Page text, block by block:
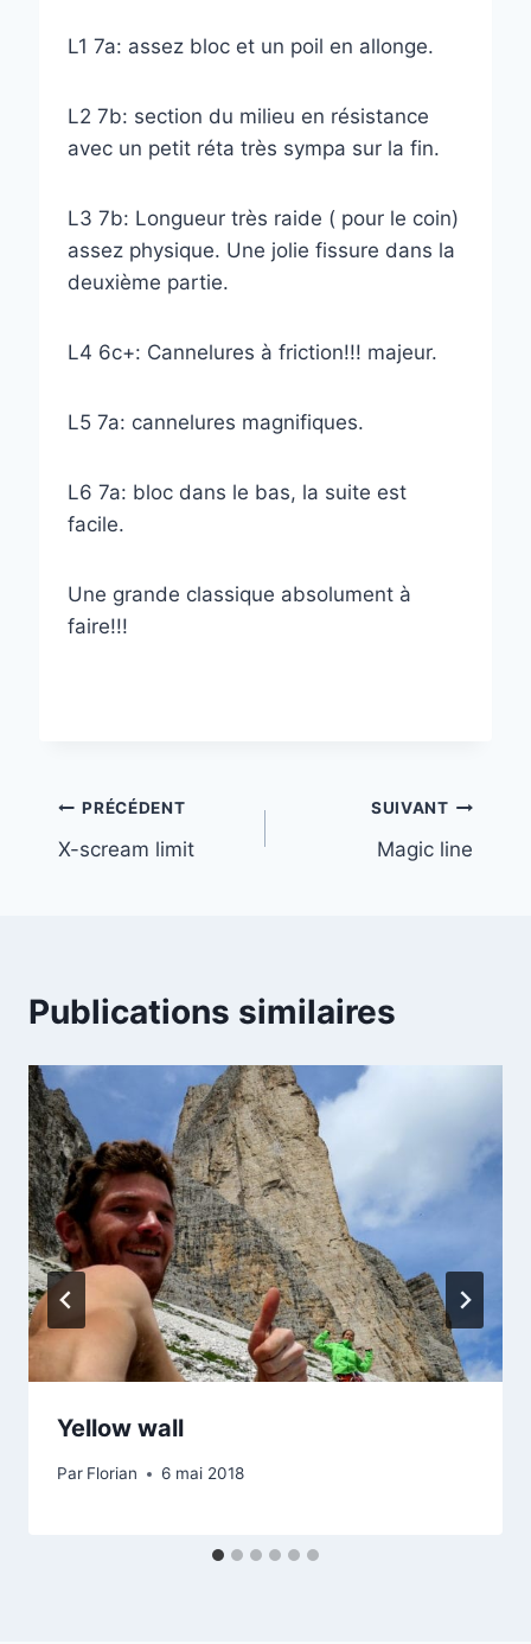
L1 7a: assez bloc et un poil en allonge.
L2 7b: section du milieu en résistance
avec un petit réta très sympa sur la fin.
L3 7b: Longueur très raide ( pour le coin)
assez physique. Une jolie fissure dans la
deuxième partie.
L4 6c+: Cannelures à friction!!! majeur.
L5 7a: cannelures magnifiques.
L6 7a: bloc dans le bas, la suite est
facile.
Une grande classique absolument à
faire!!!
Navigation
de
PRÉCÉDENT
X-scream limit
SUIVANT
Magic line
Publications similaires
Yellow wall
Par Florian 6 mai 2018